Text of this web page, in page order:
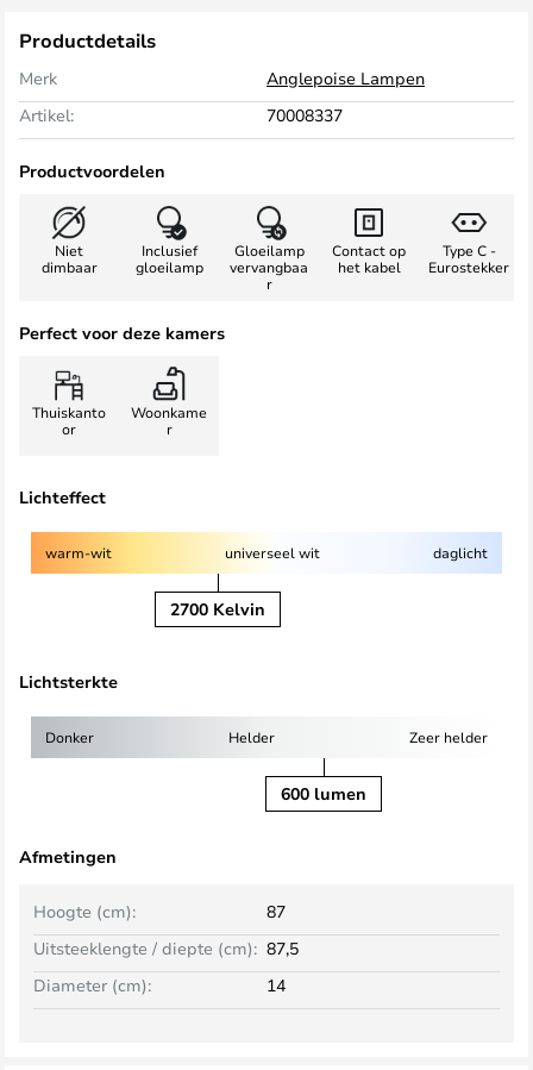
Productdetails
Merk
Anglepoise Lampen
Artikel:
70008337
Productvoordelen
Niet
dimbaar
Inclusief
gloeilamp
Gloeilamp
vervangbaa
r
Contact op
het kabel
Type C -
Eurostekker
Perfect voor deze kamers
Thuiskanto
or
Woonkame
r
Lichteffect
warm-wit universeel wit daglicht
2700 Kelvin
Lichtsterkte
Donker Helder Zeer helder
600 lumen
Afmetingen
Hoogte (cm):
87
Uitsteeklengte / diepte (cm): 87,5
Diameter (cm):
14